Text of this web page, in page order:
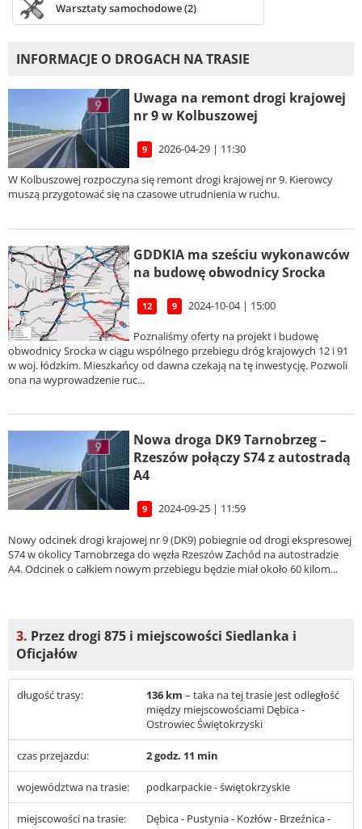
Warsztaty samochodowe (2)
INFORMACJE O DROGACH NA TRASIE
Uwaga na remont drogi krajowej
nr 9 w Kolbuszowej
9 2026-04-29 | 11:30
W Kolbuszowej rozpoczyna się remont drogi krajowej nr 9. Kierowcy
muszą przygotować się na czasowe utrudnienia w ruchu.
GDDKIA ma sześciu wykonawców
na budowę obwodnicy Srocka
12 9 2024-10-04 | 15:00
Poznaliśmy oferty na projekt i budowę
obwodnicy Srocka w ciągu wspólnego przebiegu dróg krajowych 12 i 91
w woj. łódzkim. Mieszkańcy od dawna czekają na tę inwestycję. Pozwoli
ona na wyprowadzenie ruc...
Nowa droga DK9 Tarnobrzeg –
Rzeszów połączy S74 z autostradą
A4
9 2024-09-25 | 11:59
Nowy odcinek drogi krajowej nr 9 (DK9) pobiegnie od drogi ekspresowej
S74 w okolicy Tarnobrzega do węzła Rzeszów Zachód na autostradzie
A4. Odcinek o całkiem nowym przebiegu będzie miał około 60 kilom...
3. Przez drogi 875 i miejscowości Siedlanka i
Oficjałów
długość trasy: 136 km – taka na tej trasie jest odległość
między miejscowościami Dębica -
Ostrowiec Świętokrzyski
czas przejazdu: 2 godz. 11 min
województwa na trasie: podkarpackie - świętokrzyskie
miejscowości na trasie:
Dębica - Pustynia - Kozłów - Brzeźnica -